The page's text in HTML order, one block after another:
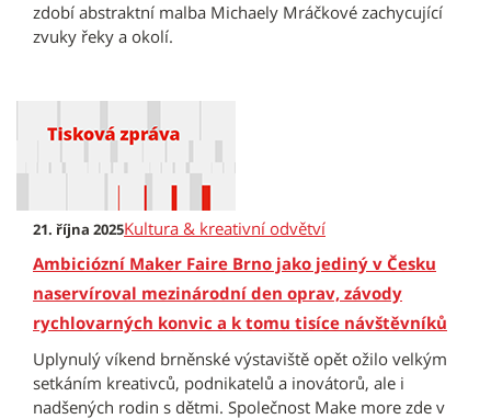
zdobí abstraktní malba Michaely Mráčkové zachycující
zvuky řeky a okolí.
21. října 2025Kultura & kreativní odvětví
Ambiciózní Maker Faire Brno jako jediný v Česku
naservíroval mezinárodní den oprav, závody
rychlovarných konvic a k tomu tisíce návštěvníků
Uplynulý víkend brněnské výstaviště opět ožilo velkým
setkáním kreativců, podnikatelů a inovátorů, ale i
nadšených rodin s dětmi. Společnost Make more zde v